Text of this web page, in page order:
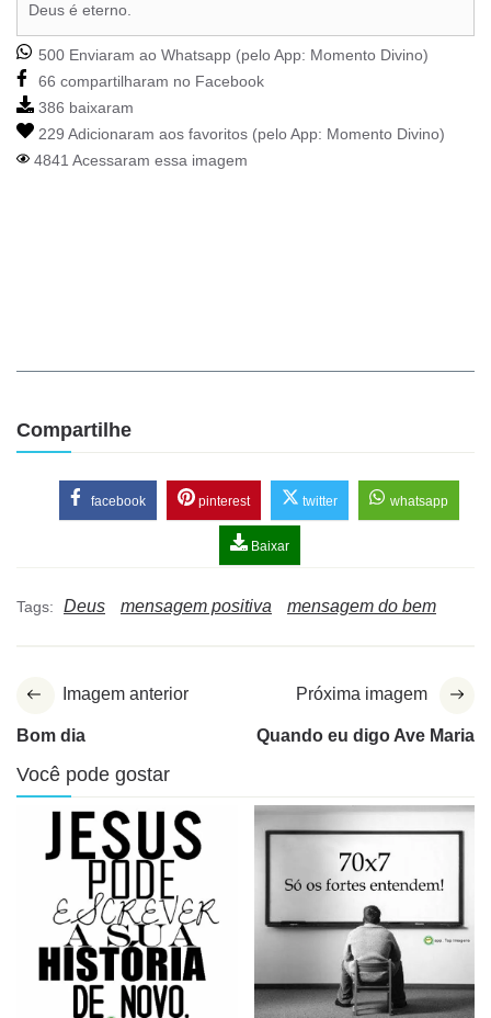
Deus é eterno.
500 Enviaram ao Whatsapp (pelo App: Momento Divino)
66 compartilharam no Facebook
386 baixaram
229 Adicionaram aos favoritos (pelo App: Momento Divino)
4841 Acessaram essa imagem
Compartilhe
facebook pinterest twitter whatsapp
Baixar
Tags: Deus mensagem positiva mensagem do bem
Imagem anterior
Bom dia
Próxima imagem
Quando eu digo Ave Maria
Você pode gostar